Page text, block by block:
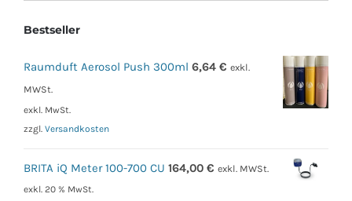
Bestseller
Raumduft Aerosol Push 300ml 6,64 € exkl.
MWSt.
exkl. MwSt.
zzgl. Versandkosten
BRITA iQ Meter 100-700 CU 164,00 € exkl. MWSt.
exkl. 20 % MwSt.